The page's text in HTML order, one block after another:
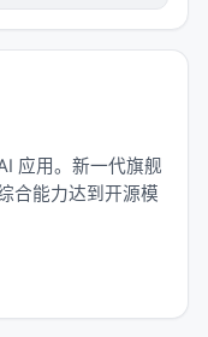
员又是裁判"，那
Execute-Distill-
还引入了一个完
闭门造车"变
想象一个科研团
景的研究员各自
应用。新一代旗舰
合能力达到开源模